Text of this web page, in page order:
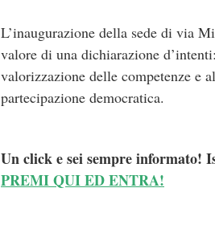
L’inaugurazione della sede di via
valore di una dichiarazione
valorizzazione delle competenze e
partecipazione democratica.
Un click e sei sempre informato!
PREMI QUI ED ENTRA!